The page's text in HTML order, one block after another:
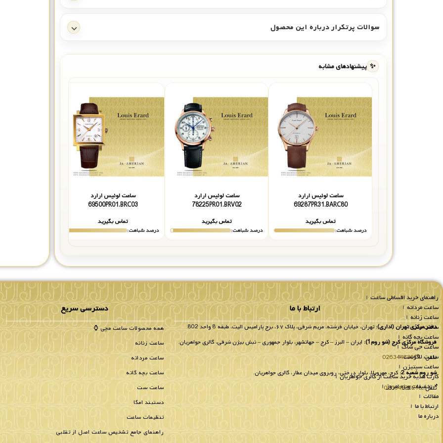
سوالات پرتکرار درباره این محصول
✨ پیشنهادهای مشابه
ساعت لوئیس ارارد
69287PR31.BARC80
تماس بگیرید
درصد شباهت:
ساعت لوئیس ارارد
78225PR01.BRV02
تماس بگیرید
درصد شباهت:
ساعت لوئیس ارارد
69500PR01.BRC03
تماس بگیرید
درصد شباهت:
راهنمای خرید اقساطی ساعت
ساعت مردانه
ساعت زنانه
ساعت ست
ساعت بچه گانه
ساعت جی شاک
ساعت لاگوست
ساعت سیتیزن
کارت هدیه خرید ساعت از گالری جواهریان
📌تخفیفات ویژه امروز
مقالات
ارتباط با ما
درباره ما
ارتباط با ما
دفتر مرکزی تهران (اداری):تهران، خیابان فرشته، مریم شرقی، پلاک ۶۷، برج پارامیس الیت، طبقه 8 واحد 802.
فروشگاه مرکزی کرج (شو روم1):
ایران – البرز – کرج – جهانشهر، بلوار جمهوری – نبش بیژن شرقی، گالری جواهریان.
تلفن :02634483611
شو روم شعبه 2:
کرج، مهرویلا، بلوار درختی، روبروی میدان عطار، گالری جواهریان.
تلفن:02634236218
دسترسی سریع
همه محصولات ساعت مچی ⌚
ساعت زنانه
ساعت مردانه
ساعت بچه گانه
ساعت ست
دستبند امگا
تنظیمات ساعت
راهنمای جامع تشخیص ساعت اصل از تقلبی